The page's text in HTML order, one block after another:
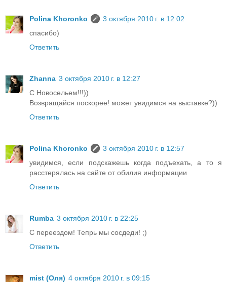
Polina Khoronko
3 октября 2010 г. в 12:02
спасибо)
Ответить
Zhanna 3 октября 2010 г. в 12:27
С Новосельем!!!))
Возвращайся поскорее! может увидимся на выставке?))
Ответить
Polina Khoronko
3 октября 2010 г. в 12:57
увидимся, если подскажешь когда подъехать, а то я
расстерялась на сайте от обилия информации
Ответить
Rumba 3 октября 2010 г. в 22:25
С переездом! Тепрь мы сосдеди! ;)
Ответить
mist (Оля) 4 октября 2010 г. в 09:15